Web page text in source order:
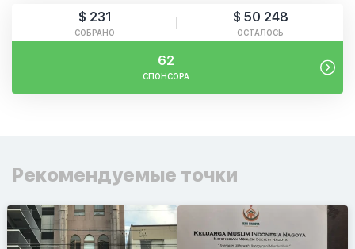
$ 231
СОБРАНО
$ 50 248
ОСТАЛОСЬ
62
СПОНСОРА
Рекомендуемые точки